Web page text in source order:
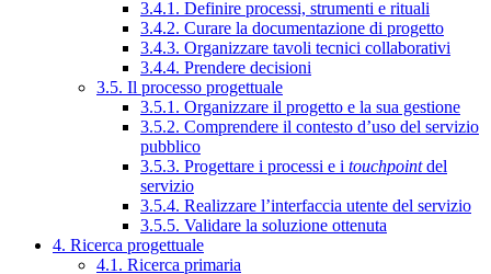
3.4.1. Definire processi, strumenti e rituali
3.4.2. Curare la documentazione di progetto
3.4.3. Organizzare tavoli tecnici collaborativi
3.4.4. Prendere decisioni
3.5. Il processo progettuale
3.5.1. Organizzare il progetto e la sua gestione
3.5.2. Comprendere il contesto d’uso del servizio
pubblico
3.5.3. Progettare i processi e i touchpointdel
servizio
3.5.4. Realizzare l’interfaccia utente del servizio
3.5.5. Validare la soluzione ottenuta
4. Ricerca progettuale
4.1. Ricerca primaria